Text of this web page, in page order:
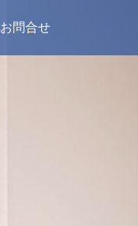
お問合せ